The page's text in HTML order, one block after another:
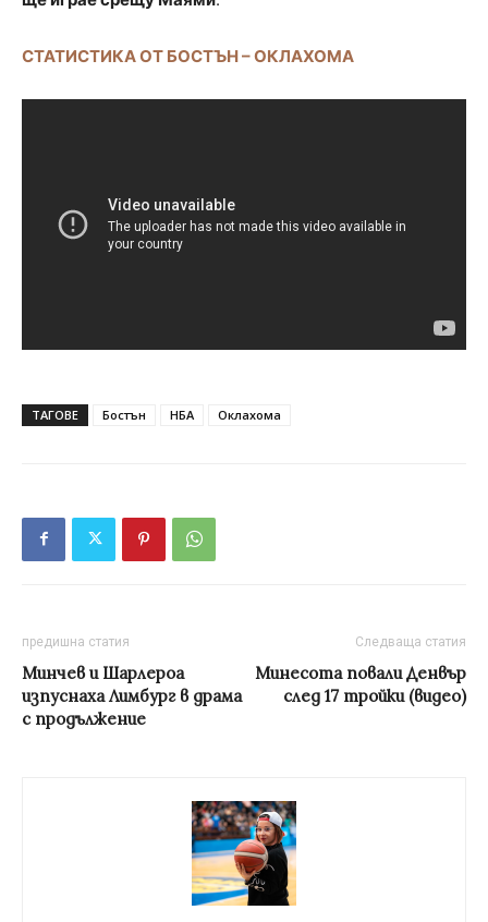
СТАТИСТИКА ОТ БОСТЪН – ОКЛАХОМА
ТАГОВЕ Бостън НБА Оклахома
предишна статия
Минчев и Шарлероа
изпуснаха Лимбург в драма
с продължение
Следваща статия
Минесота повали Денвър
след 17 тройки (видео)